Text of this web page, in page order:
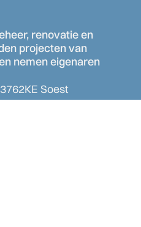
renovatie en
projecten van
nemen eigenaren
Soest